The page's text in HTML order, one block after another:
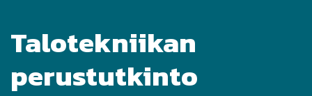
Talotekniikan
perustutkinto